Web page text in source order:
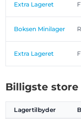
Extra Lageret
Boksen Minilager
Extra Lageret
Billigste store
Lagertilbyder